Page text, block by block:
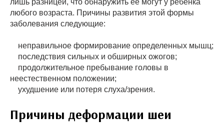
любого возраста. Причины развития этой формы
заболевания следующие:
неправильное формирование определенных мышц;
последствия сильных и обширных ожогов;
продолжительное пребывание головы в
неестественном положении;
ухудшение или потеря слуха/зрения.
Причины деформации шеи